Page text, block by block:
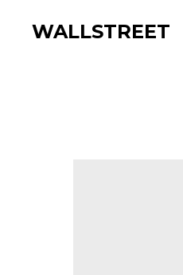
WALLSTREET